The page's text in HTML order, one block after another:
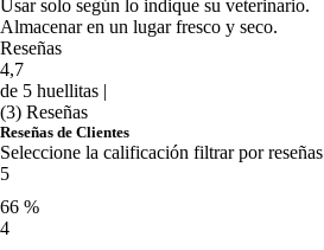
Usar solo según lo indique su veterinario.
Almacenar en un lugar fresco y seco.
Reseñas
4,7
de 5 huellitas |
(3) Reseñas
Reseñas de Clientes
Seleccione la calificación filtrar por reseñas
5
66 %
4